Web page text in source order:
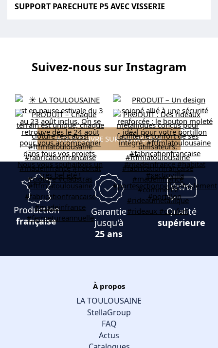
SUPPORT PARECHUTE P5 AVEC VISSERIE
Suivez-nous sur Instagram
NOUS SUIVRE SUR INSTAGRAM
Production
française
Garantie
jusqu'à
25 ans
Qualité
supérieure
À propos
LA TOULOUSAINE
StellaGroup
FAQ
Actus